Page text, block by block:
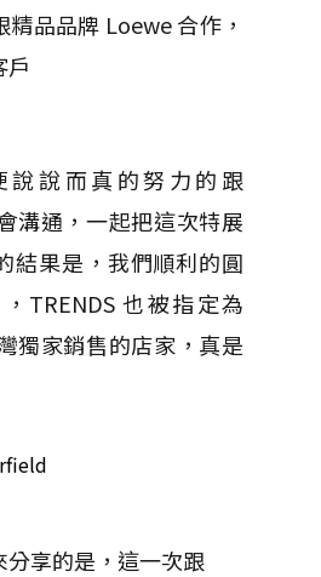
品品牌 Loewe 合作，
戶
說說而真的努力的跟
溝通，一起把這次特展
結果是，我們順利的圓
TRENDS 也被指定為
獨家銷售的店家，真是
分享的是，這一次跟